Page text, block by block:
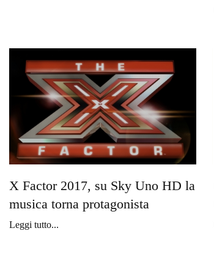
X Factor 2017, su Sky Uno HD la
musica torna protagonista
Leggi tutto...